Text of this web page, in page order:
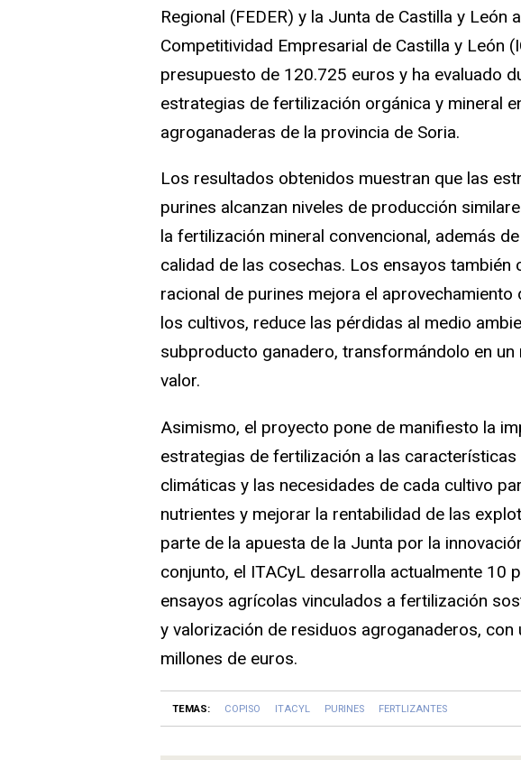
Regional (FEDER) y la Junta de Castilla y León
Competitividad Empresarial de Castilla y León
presupuesto de 120.725 euros y ha evaluado
estrategias de fertilización orgánica y mineral
agroganaderas de la provincia de Soria.
Los resultados obtenidos muestran que las
purines alcanzan niveles de producción
la fertilización mineral convencional, además
calidad de las cosechas. Los ensayos también
racional de purines mejora el
los cultivos, reduce las pérdidas al medio
subproducto ganadero, transformándolo en
valor.
Asimismo, el proyecto pone de manifiesto la
estrategias de fertilización a las
climáticas y las necesidades de cada cultivo
nutrientes y mejorar la rentabilidad de las
parte de la apuesta de la Junta por la
conjunto, el ITACyL desarrolla actualmente 10
ensayos agrícolas vinculados a fertilización
y valorización de residuos agroganaderos, con
millones de euros.
TEMAS: COPISO ITACYL PURINES FERTLIZANTES